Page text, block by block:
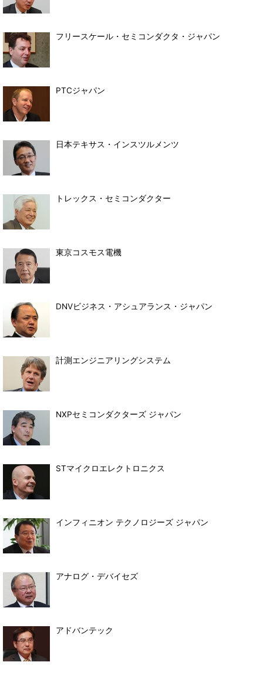
フリースケール・セミコンダクタ・ジャパン
PTCジャパン
日本テキサス・インスツルメンツ
トレックス・セミコンダクター
東京コスモス電機
DNVビジネス・アシュアランス・ジャパン
計測エンジニアリングシステム
NXPセミコンダクターズ ジャパン
STマイクロエレクトロニクス
インフィニオン テクノロジーズ ジャパン
アナログ・デバイセズ
アドバンテック